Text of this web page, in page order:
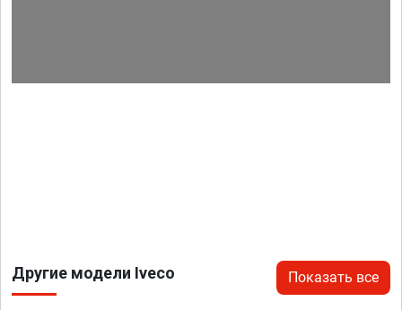
Другие модели Iveco Показать все